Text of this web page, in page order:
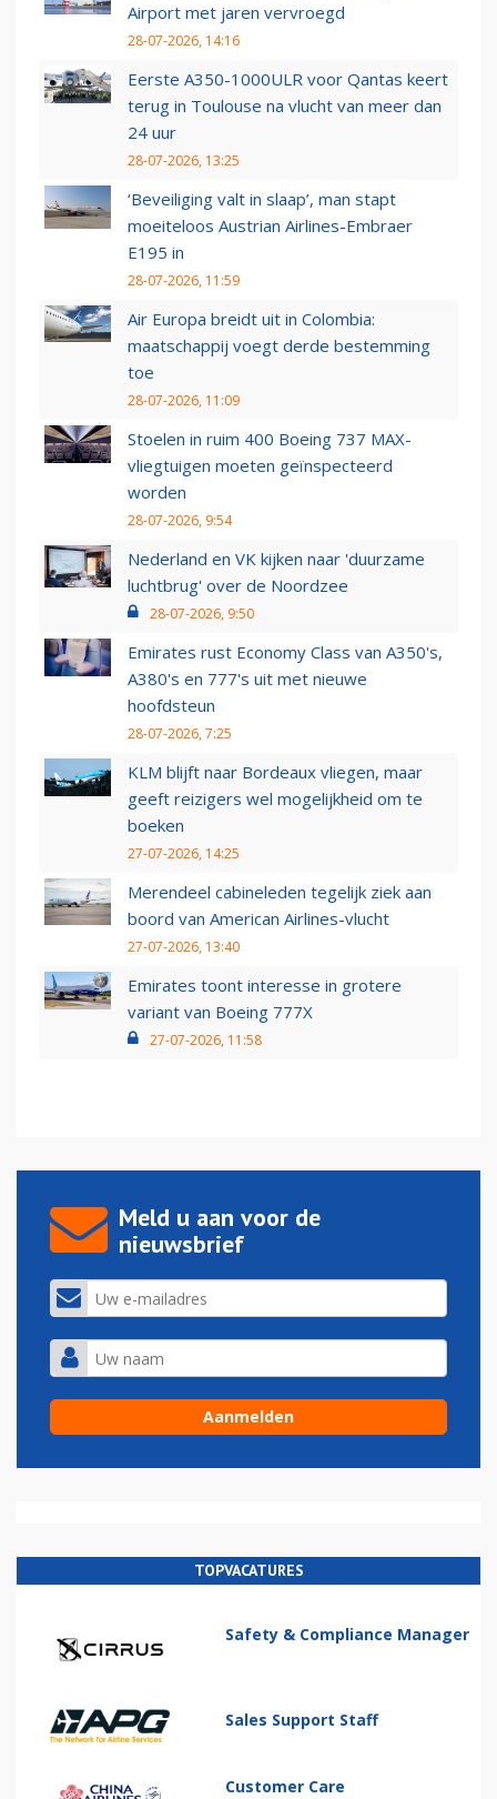
Airport met jaren vervroegd
28-07-2026, 14:16
Eerste A350-1000ULR voor Qantas keert
terug in Toulouse na vlucht van meer dan
24 uur
28-07-2026, 13:25
‘Beveiliging valt in slaap’, man stapt
moeiteloos Austrian Airlines-Embraer
E195 in
28-07-2026, 11:59
Air Europa breidt uit in Colombia:
maatschappij voegt derde bestemming
toe
28-07-2026, 11:09
Stoelen in ruim 400 Boeing 737 MAX-
vliegtuigen moeten geïnspecteerd
worden
28-07-2026, 9:54
Nederland en VK kijken naar 'duurzame
luchtbrug' over de Noordzee
28-07-2026, 9:50
Emirates rust Economy Class van A350's,
A380's en 777's uit met nieuwe
hoofdsteun
28-07-2026, 7:25
KLM blijft naar Bordeaux vliegen, maar
geeft reizigers wel mogelijkheid om te
boeken
27-07-2026, 14:25
Merendeel cabineleden tegelijk ziek aan
boord van American Airlines-vlucht
27-07-2026, 13:40
Emirates toont interesse in grotere
variant van Boeing 777X
27-07-2026, 11:58
Meld u aan voor de
nieuwsbrief
TOPVACATURES
Safety & Compliance Manager
Sales Support Staff
Customer Care